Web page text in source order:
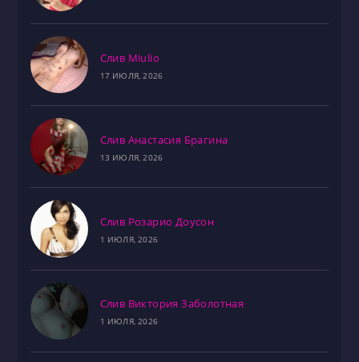
Слив Miulio
17 ИЮЛЯ, 2026
Слив Анастасия Брагина
13 ИЮЛЯ, 2026
Слив Розарио Доусон
1 ИЮЛЯ, 2026
Слив Виктория Заболотная
1 ИЮЛЯ, 2026